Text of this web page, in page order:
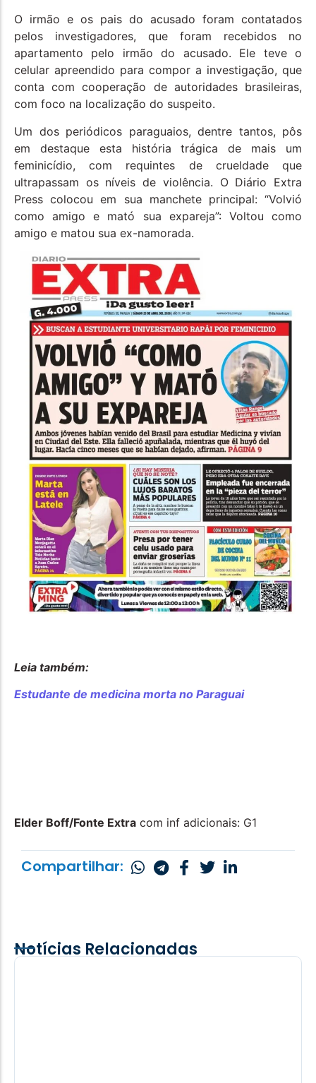
O irmão e os pais do acusado foram contatados
pelos investigadores, que foram recebidos no
apartamento pelo irmão do acusado. Ele teve o
celular apreendido para compor a investigação, que
conta com cooperação de autoridades brasileiras,
com foco na localização do suspeito.
Um dos periódicos paraguaios, dentre tantos, pôs
em destaque esta história trágica de mais um
feminicídio, com requintes de crueldade que
ultrapassam os níveis de violência. O Diário Extra
Press colocou em sua manchete principal: “Volvió
como amigo e mató sua expareja”: Voltou como
amigo e matou sua ex-namorada.
Leia também:
Estudante de medicina morta no Paraguai
Elder Boff/Fonte Extra com inf adicionais: G1
Compartilhar:
Notícias Relacionadas